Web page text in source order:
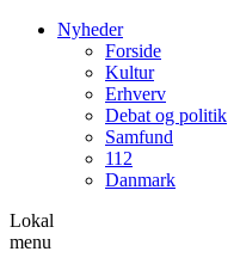
Nyheder
Forside
Kultur
Erhverv
Debat og politik
Samfund
112
Danmark
Lokal
menu